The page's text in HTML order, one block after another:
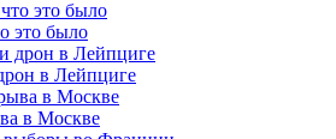
это было
в Лейпциге
в Москве